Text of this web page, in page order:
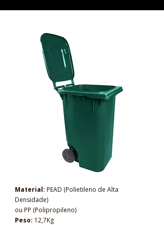
Ficha técnica de Lixeira 240 litros
ouContentor 240 litros
ouContainer 240 litros
Material: PEAD (Polietileno de Alta
Densidade)
ou PP (Polipropileno)
Peso: 12,7Kg